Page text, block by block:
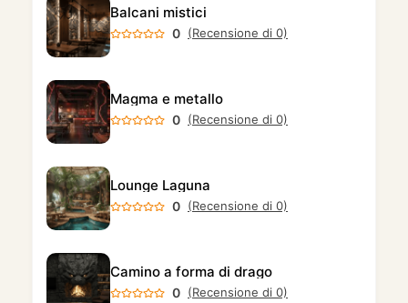
Balcani mistici
0 (Recensione di 0)
Magma e metallo
0 (Recensione di 0)
Lounge Laguna
0 (Recensione di 0)
Camino a forma di drago
0 (Recensione di 0)